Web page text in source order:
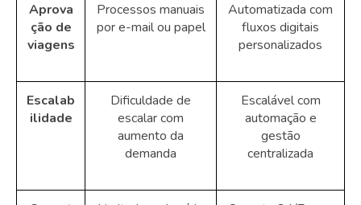
Aprova
ção de
viagens
Processos manuais
por e-mail ou papel
Automatizada com
fluxos digitais
personalizados
Escalab
ilidade
Dificuldade de
escalar com
aumento da
demanda
Escalável com
automação e
gestão
centralizada